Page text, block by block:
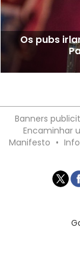
Os pubs
Banners
Encaminhar
Manifesto •